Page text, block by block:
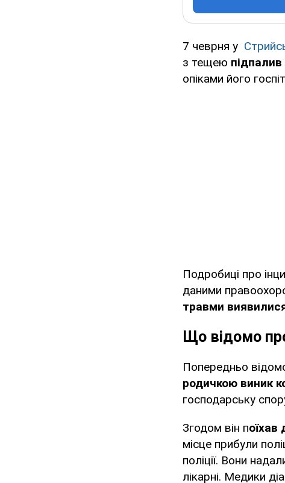
7 чеврня у
з тещею підпалив
опіками його
Подробиці про
даними
травми
Що відомо
Попередньо
родичкою виник
господарську
Згодом він поїхав
місце прибули
поліції. Вони
лікарні. Медики